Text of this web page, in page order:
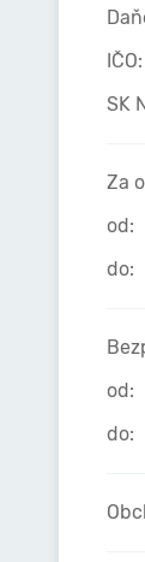
IČO:
SK
Za
od:
do:
od:
do: